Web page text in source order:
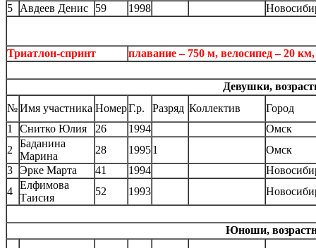
5
Авдеев Денис 59 1998
Триатлон-спринт плавание – 750 м, велосипед – 20
Девушки,
№Имя участника НомерГ.р. Разряд Коллектив
Город
1
Снитко Юлия 26 1994
Омск
2
Баданина
Марина
28 19951
Омск
3 Эрке Марта 41 1994
4
Елфимова
Таисия
52 1993
Юноши,